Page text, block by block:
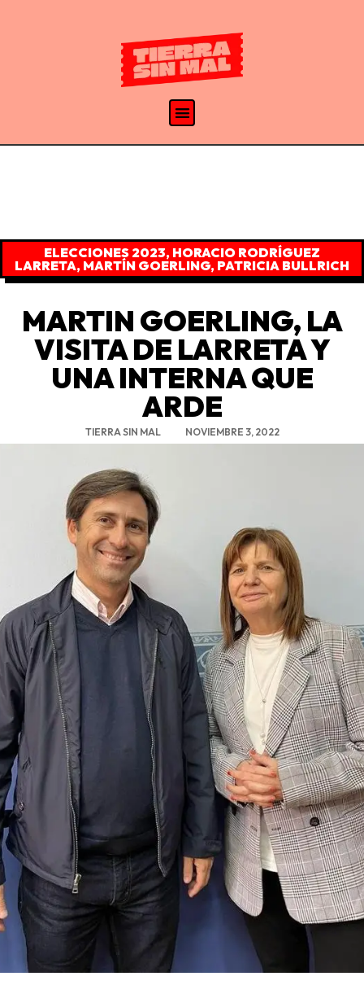
ELECCIONES 2023, HORACIO RODRÍGUEZ
LARRETA, MARTÍN GOERLING, PATRICIA BULLRICH
MARTIN GOERLING, LA
VISITA DE LARRETA Y
UNA INTERNA QUE
ARDE
TIERRA SIN MAL NOVIEMBRE 3, 2022